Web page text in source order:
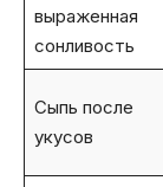
выраженная
сонливость
Сыпь после
укусов